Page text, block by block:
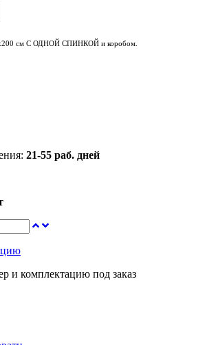
см С ОДНОЙ СПИНКОЙ и коробом.
21-55 раб. дней
и комплектацию под заказ